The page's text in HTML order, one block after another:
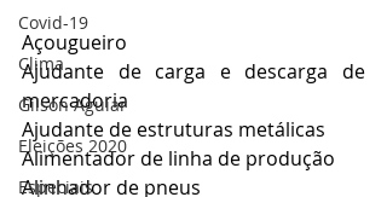
Covid-19
Clima
Gilson Aguiar
Eleições 2020
Especiais
Açougueiro
Ajudante de carga e descarga de
mercadoria
Ajudante de estruturas metálicas
Alimentador de linha de produção
Alinhador de pneus